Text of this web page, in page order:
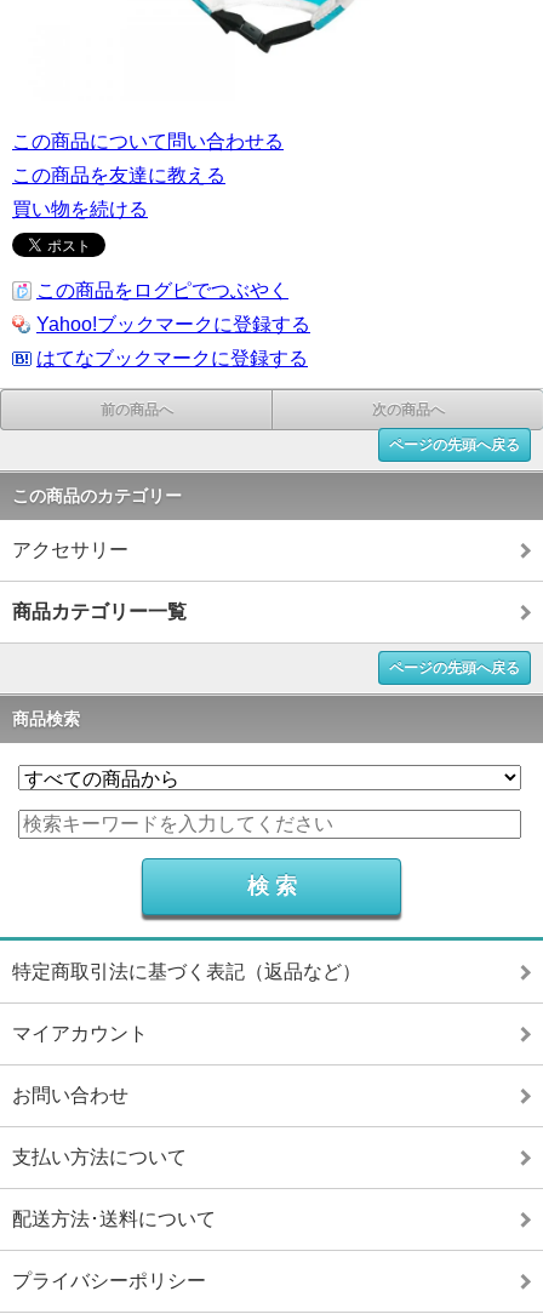
この商品について問い合わせる
この商品を友達に教える
買い物を続ける
この商品をログピでつぶやく
Yahoo!ブックマークに登録する
はてなブックマークに登録する
前の商品へ 次の商品へ
ページの先頭へ戻る
この商品のカテゴリー
アクセサリー
商品カテゴリー一覧
ページの先頭へ戻る
商品検索
特定商取引法に基づく表記（返品など）
マイアカウント
お問い合わせ
支払い方法について
配送方法･送料について
プライバシーポリシー